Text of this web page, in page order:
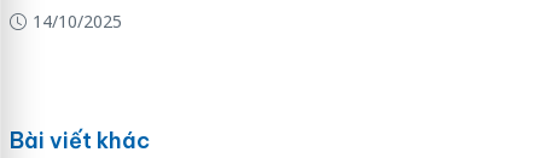
14/10/2025
Bài viết khác